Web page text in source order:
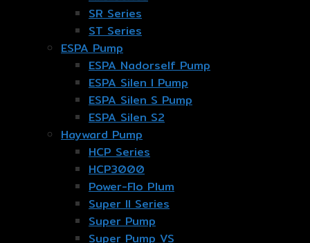
SR Series
ST Series
ESPA Pump
ESPA Nadorself Pump
ESPA Silen I Pump
ESPA Silen S Pump
ESPA Silen S2
Hayward Pump
HCP Series
HCP3000
Power-Flo Plum
Super II Series
Super Pump
Super Pump VS